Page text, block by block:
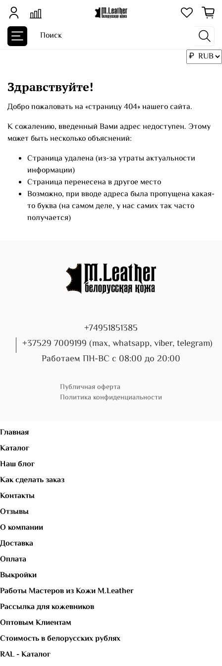
Здравствуйте!
Добро пожаловать на «страницу 404» нашего сайта.
К сожалению, введенный Вами адрес недоступен. Этому
может быть несколько объяснений:
Страница удалена (из-за утраты актуальности
информации)
Страница перенесена в другое место
Возможно, при вводе адреса была пропущена какая-
то буква (на самом деле, у нас самих так часто
получается)
+74951851385
+37529 7009199 (max, whatsapp, viber, telegram)
Работаем ПН-ВС с 08:00 до 20:00
Публичная оферта
Политика конфиденциальности
Главная
Каталог
Наш блог
Как сделать заказ
Контакты
Отзывы
О компании
Доставка
Оплата
Выкройки
Работы Мастеров из Кожи M.Leather
Рассылка для кожевников
Оптовым Клиентам
Стоимость в белорусских рублях
RAL - Каталог